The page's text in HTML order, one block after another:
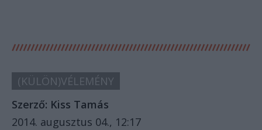
(KÜLÖN)VÉLEMÉNY
Szerző: Kiss Tamás
2014. augusztus 04., 12:17